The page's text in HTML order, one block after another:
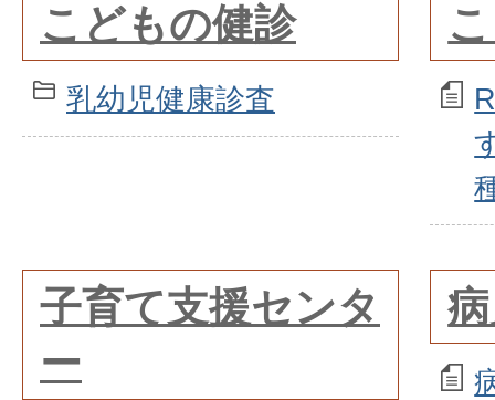
こどもの健診
乳幼児健康診査
子育て支援センタ
ー